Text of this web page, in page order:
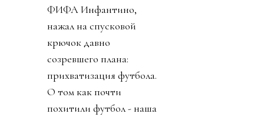
ФИФА Инфантино,
нажал на спусковой
крючок давно
созревшего плана:
прихватизация футбола.
О том как почти
похитили футбол - наша